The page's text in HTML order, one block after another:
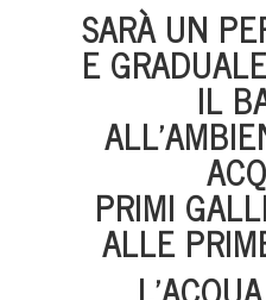
SARÀ UN
E
IL
PRIMI
ALLE